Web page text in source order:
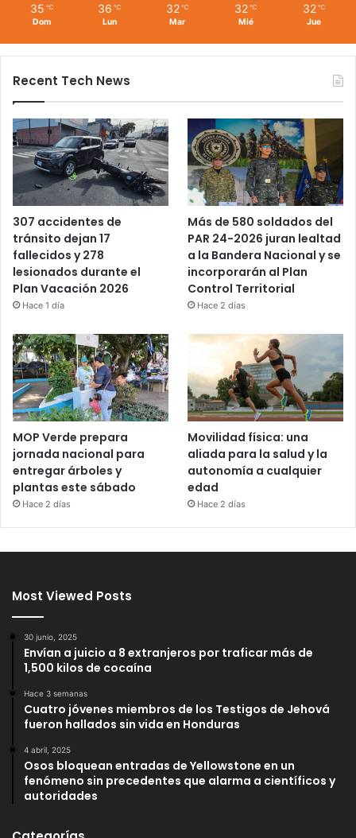
35 ℃
Dom
36 ℃
Lun
32 ℃
Mar
32 ℃
Mié
32 ℃
Jue
Recent Tech News
307 accidentes de
tránsito dejan 17
fallecidos y 278
lesionados durante el
Plan Vacación 2026
Hace 1 día
Más de 580 soldados del
PAR 24-2026 juran lealtad
a la Bandera Nacional y se
incorporarán al Plan
Control Territorial
Hace 2 días
MOP Verde prepara
jornada nacional para
entregar árboles y
plantas este sábado
Hace 2 días
Movilidad física: una
aliada para la salud y la
autonomía a cualquier
edad
Hace 2 días
Most Viewed Posts
30 junio, 2025
Envían a juicio a 8 extranjeros por traficar más de
1,500 kilos de cocaína
Hace 3 semanas
Cuatro jóvenes miembros de los Testigos de Jehová
fueron hallados sin vida en Honduras
4 abril, 2025
Osos bloquean entradas de Yellowstone en un
fenómeno sin precedentes que alarma a científicos y
autoridades